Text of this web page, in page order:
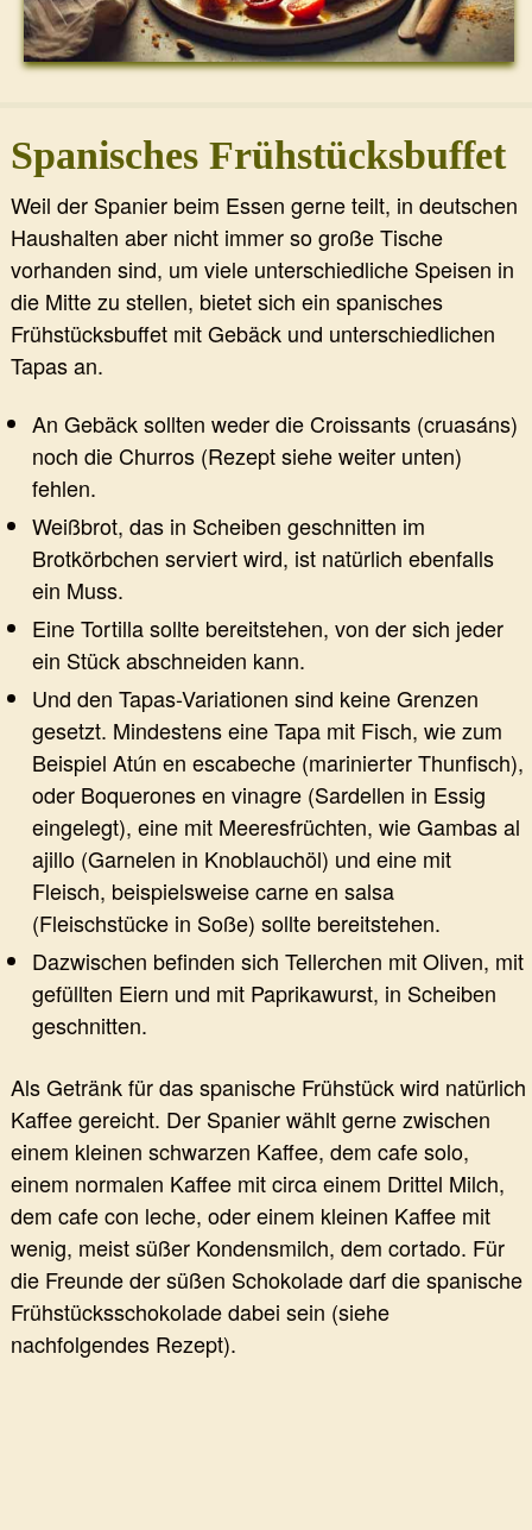
Spanisches Frühstücksbuffet
Weil der Spanier beim Essen gerne teilt, in deutschen
Haushalten aber nicht immer so große Tische
vorhanden sind, um viele unterschiedliche Speisen in
die Mitte zu stellen, bietet sich ein spanisches
Frühstücksbuffet mit Gebäck und unterschiedlichen
Tapas an.
An Gebäck sollten weder die Croissants (cruasáns)
noch die Churros (Rezept siehe weiter unten)
fehlen.
Weißbrot, das in Scheiben geschnitten im
Brotkörbchen serviert wird, ist natürlich ebenfalls
ein Muss.
Eine Tortilla sollte bereitstehen, von der sich jeder
ein Stück abschneiden kann.
Und den Tapas-Variationen sind keine Grenzen
gesetzt. Mindestens eine Tapa mit Fisch, wie zum
Beispiel Atún en escabeche (marinierter Thunfisch),
oder Boquerones en vinagre (Sardellen in Essig
eingelegt), eine mit Meeresfrüchten, wie Gambas al
ajillo (Garnelen in Knoblauchöl) und eine mit
Fleisch, beispielsweise carne en salsa
(Fleischstücke in Soße) sollte bereitstehen.
Dazwischen befinden sich Tellerchen mit Oliven, mit
gefüllten Eiern und mit Paprikawurst, in Scheiben
geschnitten.
Als Getränk für das spanische Frühstück wird natürlich
Kaffee gereicht. Der Spanier wählt gerne zwischen
einem kleinen schwarzen Kaffee, dem cafe solo,
einem normalen Kaffee mit circa einem Drittel Milch,
dem cafe con leche, oder einem kleinen Kaffee mit
wenig, meist süßer Kondensmilch, dem cortado. Für
die Freunde der süßen Schokolade darf die spanische
Frühstücksschokolade dabei sein (siehe
nachfolgendes Rezept).